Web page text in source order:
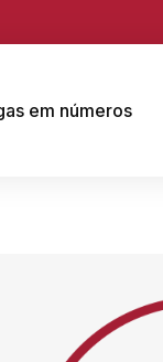
em números